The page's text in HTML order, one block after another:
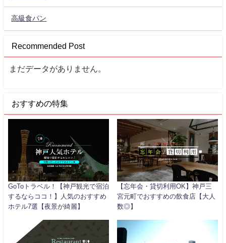
高級食パン
Recommended Post
まだデータがありません。
おすすめの特集
GoToトラベル！【神戸観光で宿泊
するならココ！】人気のおすすめ
ホテル7選【夜景が綺麗】
【忘年会・貸切利用OK】神戸三
宮元町でおすすめの飲食店【大人
数◎】